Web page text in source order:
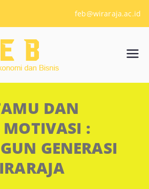
feb@wiraraja.ac.id
Fakulta
Ekono
mi dan
Bisnis
Universitas Wiraraja
DAN
:
GENERASI